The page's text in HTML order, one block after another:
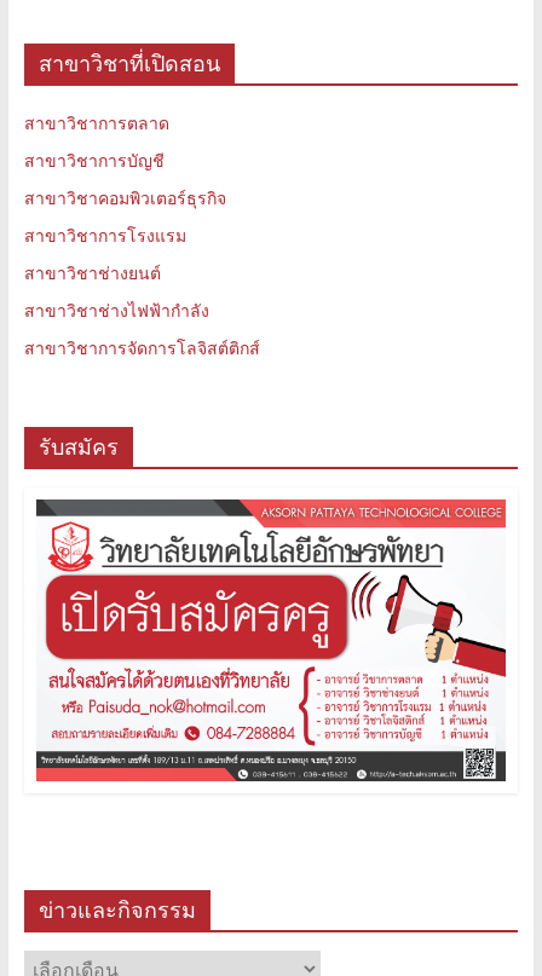
สาขาวิชาที่เปิดสอน
สาขาวิชาการตลาด
สาขาวิชาการบัญชี
สาขาวิชาคอมพิวเตอร์ธุรกิจ
สาขาวิชาการโรงแรม
สาขาวิชาช่างยนต์
สาขาวิชาช่างไฟฟ้ากำลัง
สาขาวิชาการจัดการโลจิสต์ติกส์
รับสมัคร
ข่าวและกิจกรรม
ข่าว